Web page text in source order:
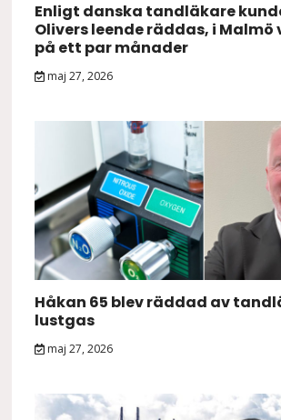
Enligt danska tandläkare
Olivers leende räddas, i
på ett par månader
maj 27, 2026
Håkan 65 blev räddad av
lustgas
maj 27, 2026